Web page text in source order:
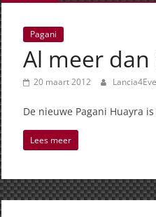
Italiaans
autonieuws
&
lifestyle
Pagani
Al meer
20 maart 2012
De nieuwe Pagani Huayra
Lees meer